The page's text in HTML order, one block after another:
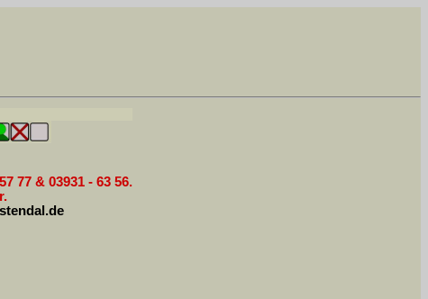
77 & 03931 - 63 56.